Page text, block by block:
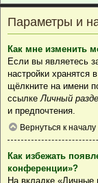
Параметры и
Как мне изменить
Если вы являетесь
настройки хранятся
щёлкните на имени
ссылкеЛичный
и предпочтения.
Вернуться к началу
Как избежать
конференции»?
На вкладке «Личные